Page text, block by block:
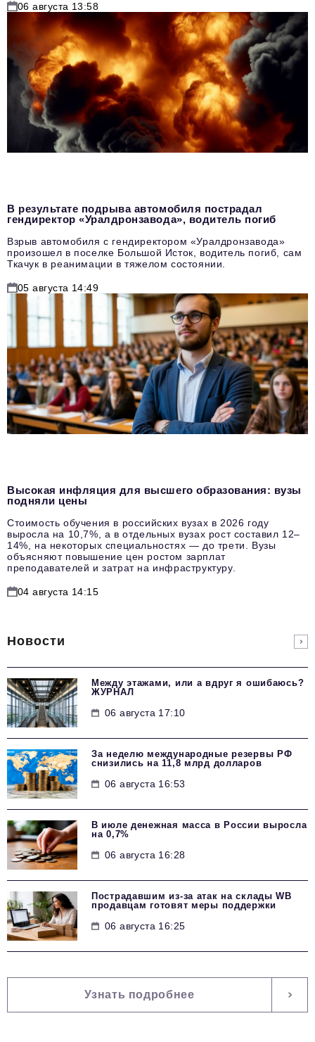
06 августа 13:58
В результате подрыва автомобиля пострадал
гендиректор «Уралдронзавода», водитель погиб
Взрыв автомобиля с гендиректором «Уралдронзавода»
произошел в поселке Большой Исток, водитель погиб, сам
Ткачук в реанимации в тяжелом состоянии.
05 августа 14:49
Высокая инфляция для высшего образования: вузы
подняли цены
Стоимость обучения в российских вузах в 2026 году
выросла на 10,7%, а в отдельных вузах рост составил 12–
14%, на некоторых специальностях — до трети. Вузы
объясняют повышение цен ростом зарплат
преподавателей и затрат на инфраструктуру.
04 августа 14:15
Новости
Между этажами, или а вдруг я ошибаюсь?
ЖУРНАЛ
06 августа 17:10
За неделю международные резервы РФ
снизились на 11,8 млрд долларов
06 августа 16:53
В июле денежная масса в России выросла
на 0,7%
06 августа 16:28
Пострадавшим из-за атак на склады WB
продавцам готовят меры поддержки
06 августа 16:25
Узнать подробнее